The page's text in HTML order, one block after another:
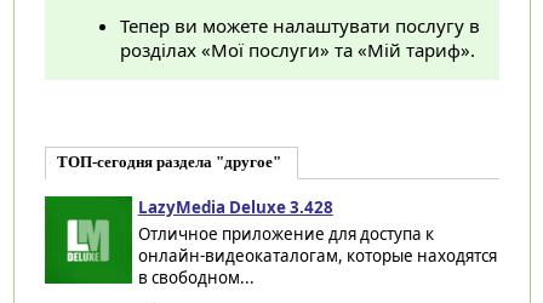
Тепер ви можете налаштувати послугу в
розділах «Мої послуги» та «Мій тариф».
ТОП-сегодня раздела "другое"
LazyMedia Deluxe 3.428
Отличное приложение для доступа к
онлайн-видеокаталогам, которые находятся
в свободном...